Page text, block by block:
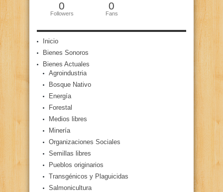
0
Followers
0
Fans
Inicio
Bienes Sonoros
Bienes Actuales
Agroindustria
Bosque Nativo
Energía
Forestal
Medios libres
Minería
Organizaciones Sociales
Semillas libres
Pueblos originarios
Transgénicos y Plaguicidas
Salmonicultura